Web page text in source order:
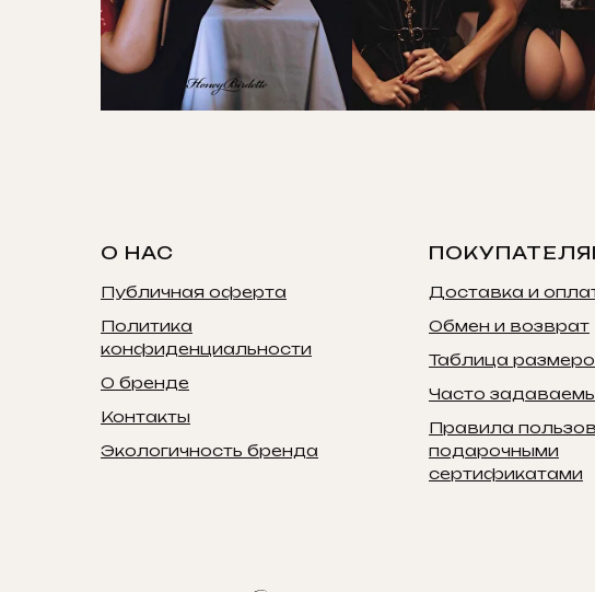
О НАС
Публичная оферта
Политика
конфиденциальности
О бренде
Контакты
Экологичность бренда
Доставка и
Обмен и возврат
Таблица
Часто
Правила
подарочными
сертификатами